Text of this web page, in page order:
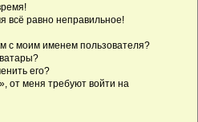
всё равно неправильное!
с моим именем пользователя?
его?
от меня требуют войти на